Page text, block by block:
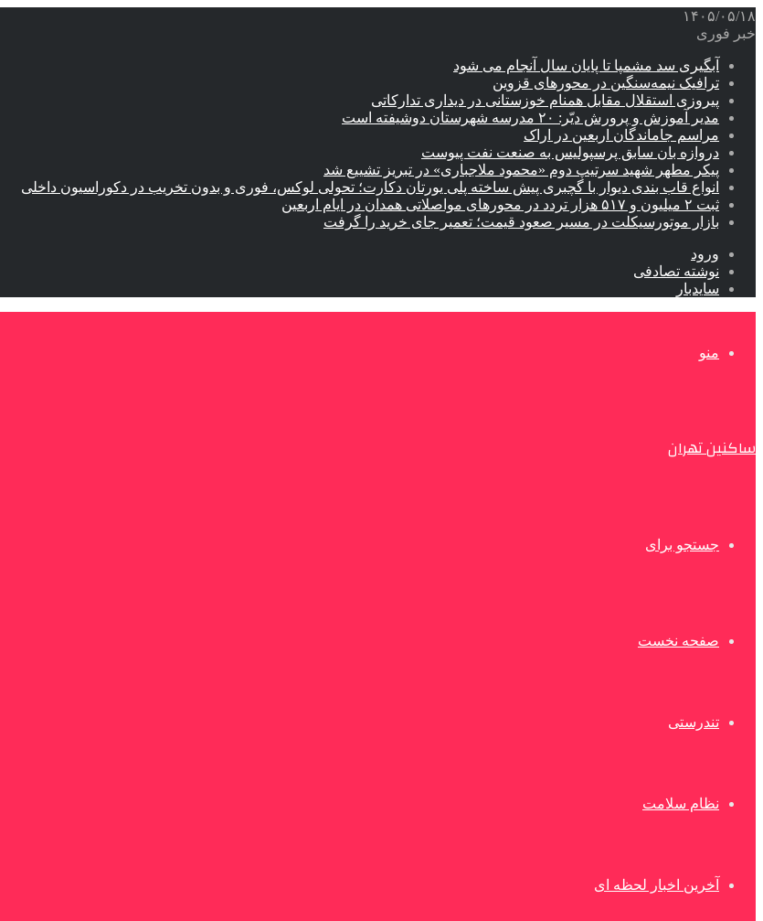
۱۴۰۵/۰۵/۱۸
خبر فوری
آبگیری سد مشمپا تا پایان سال آنجام می شود
ترافیک نیمه‌سنگین در محورهای قزوین
پیروزی استقلال مقابل همنام خوزستانی در دیداری تدارکاتی
مدیر آموزش و پرورش دیّر: ۲۰ مدرسه شهرستان دوشیفته است
مراسم جاماندگان اربعین در اراک
دروازه بان سابق پرسپولیس به صنعت نفت پیوست
پیکر مطهر شهید سرتیپ دوم «محمود ملاجباری» در تبریز تشییع شد
انواع قاب بندی دیوار با گچبری پیش ساخته پلی یورتان دکارت؛ تحولی لوکس، فوری و بدون تخریب در دکوراسیون داخلی
ثبت ۲ میلیون و ۵۱۷ هزار تردد در محورهای مواصلاتی همدان در ایام اربعین
بازار موتورسیکلت در مسیر صعود قیمت؛ تعمیر جای خرید را گرفت
ورود
نوشته تصادفی
سایدبار
منو
ساکنین تهران
جستجو برای
صفحه نخست
تندرستی
نظام سلامت
آخرین اخبار لحظه ای